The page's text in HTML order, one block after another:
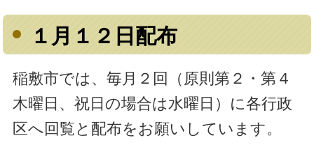
１月１２日配布
稲敷市では、毎月２回（原則第２・第４
木曜日、祝日の場合は水曜日）に各行政
区へ回覧と配布をお願いしています。